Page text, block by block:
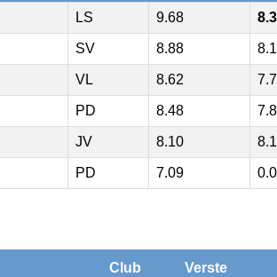
LS 9.68
SV 8.88
VL 8.62
PD 8.48
JV 8.10
PD 7.09
Club Verste